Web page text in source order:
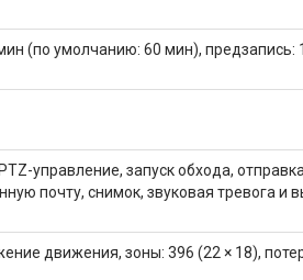
(по умолчанию: 60 мин), предзапись:
управление, запуск обхода,
почту, снимок, звуковая тревога
движения, зоны: 396 (22 × 18),